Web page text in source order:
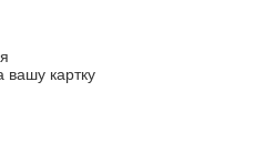
вашу картку